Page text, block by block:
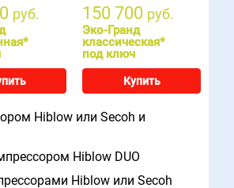
руб. 150 700 руб.
Эко-Гранд
классическая*
под ключ
Купить
Hiblow или Secoh и
Hiblow DUO
Hiblow или Secoh